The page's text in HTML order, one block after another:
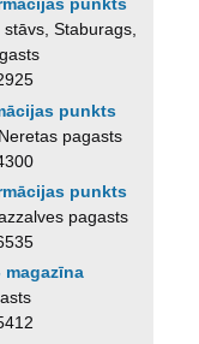
punkts
Staburags,
punkts
pagasts
punkts
pagasts
magazīna